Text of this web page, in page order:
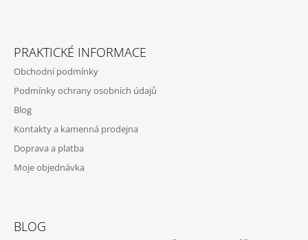
PRAKTICKÉ INFORMACE
Obchodní podmínky
Podmínky ochrany osobních údajů
Blog
Kontakty a kamenná prodejna
Doprava a platba
Moje objednávka
BLOG